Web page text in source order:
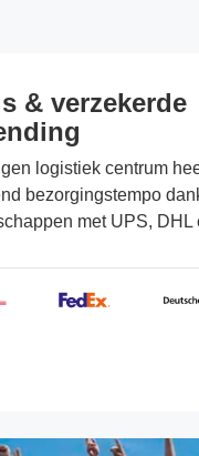
& verzekerde
logistiek centrum
bezorgingstempo
met UPS, DHL